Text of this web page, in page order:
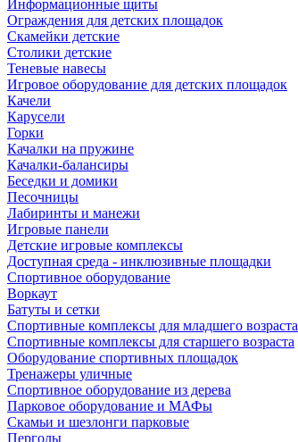
Информационные щиты
Ограждения для детских площадок
Скамейки детские
Столики детские
Теневые навесы
Игровое оборудование для детских площадок
Качели
Карусели
Горки
Качалки на пружине
Качалки-балансиры
Беседки и домики
Песочницы
Лабиринты и манежи
Игровые панели
Детские игровые комплексы
Доступная среда - инклюзивные площадки
Спортивное оборудование
Воркаут
Батуты и сетки
Спортивные комплексы для младшего возраста
Спортивные комплексы для старшего возраста
Оборудование спортивных площадок
Тренажеры уличные
Спортивное оборудование из дерева
Парковое оборудование и МАФы
Скамьи и шезлонги парковые
Перголы